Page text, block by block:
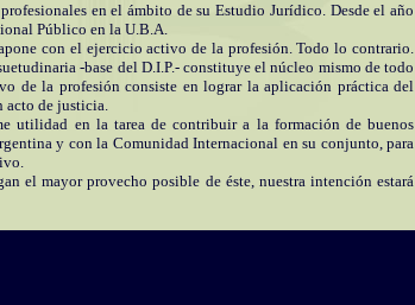
en el ámbito de su Estudio Jurídico. Desde el año
Público en la U.B.A.
con el ejercicio activo de la profesión. Todo lo contrario.
-base del D.I.P.- constituye el núcleo mismo de todo
de la profesión consiste en lograr la aplicación práctica del
acto de justicia.
utilidad en la tarea de contribuir a la formación de buenos
y con la Comunidad Internacional en su conjunto, para
el mayor provecho posible de éste, nuestra intención estará